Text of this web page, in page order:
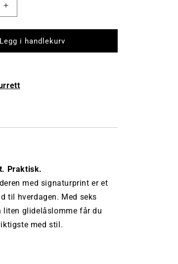
Øk
antall
av
Ella
Kortholder
Legg i handlekurv
Praktisk.
med signaturprint er et
til hverdagen. Med seks
liten glidelåslomme får du
med stil.